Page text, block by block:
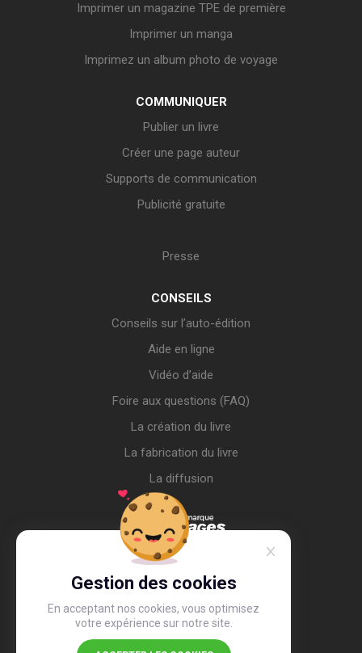
Gestion des cookies
En acceptant nos cookies, vous optimisez
votre expérience sur notre site.
Imprimer un magazine TPE de première
Imprimer un manga
Imprimez un album photo de voyage
COMMUNIQUER
Publier un livre
Créer une page auteur
Supports de communication
Publicité gratuite
Presse
CONSEILS
Conseils sur l’auto-édition
Aide en ligne
Vidéo d’aide
Foire aux questions (FAQ)
La création du livre
La fabrication du livre
La diffusion